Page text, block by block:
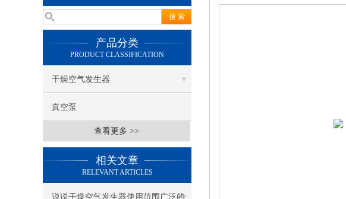
产品分类
PRODUCT CLASSIFICATION
干燥空气发生器
真空泵
查看更多 >>
相关文章
RELEVANT ARTICLES
说说干燥空气发生器使用范围广泛的